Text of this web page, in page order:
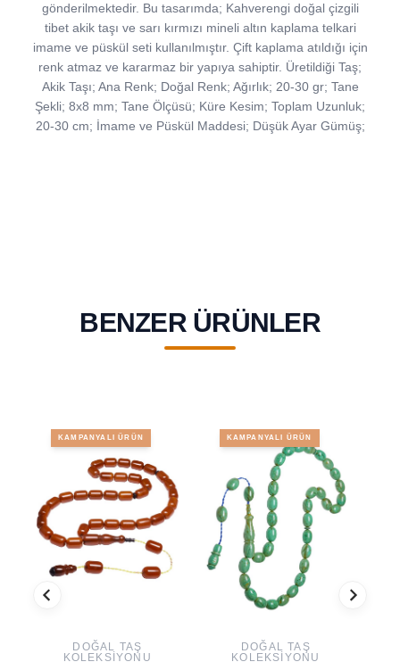
gönderilmektedir. Bu tasarımda; Kahverengi doğal çizgili
tibet akik taşı ve sarı kırmızı mineli altın kaplama telkari
imame ve püskül seti kullanılmıştır. Çift kaplama atıldığı için
renk atmaz ve kararmaz bir yapıya sahiptir. Üretildiği Taş;
Akik Taşı; Ana Renk; Doğal Renk; Ağırlık; 20-30 gr; Tane
Şekli; 8x8 mm; Tane Ölçüsü; Küre Kesim; Toplam Uzunluk;
20-30 cm; İmame ve Püskül Maddesi; Düşük Ayar Gümüş;
BENZER ÜRÜNLER
KAMPANYALI ÜRÜN
DOĞAL TAŞ
KOLEKSIYONU
KAMPANYALI ÜRÜN
DOĞAL TAŞ
KOLEKSIYONU